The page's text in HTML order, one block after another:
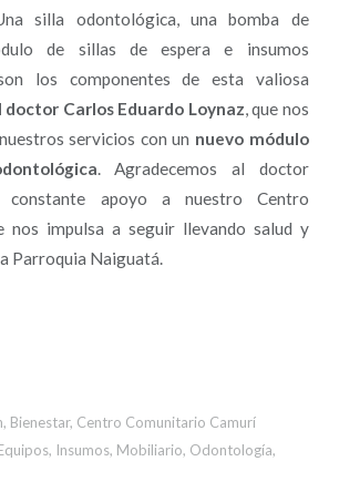
silla odontológica, una bomba de
de sillas de espera e insumos
los componentes de esta valiosa
Carlos Eduardo Loynaz, que nos
servicios con un nuevo módulo
. Agradecemos al doctor
apoyo a nuestro Centro
nos impulsa a seguir llevando salud y
Parroquia Naiguatá.
, Bienestar, Centro Comunitario Camurí
, Insumos, Mobiliario, Odontología,